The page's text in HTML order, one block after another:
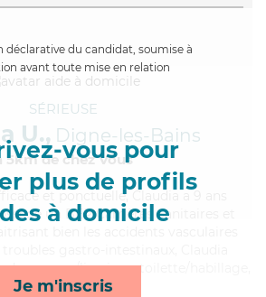
déclarative du candidat, soumise à
avant toute mise en relation
vous pour
plus de profils
à domicile
Je m'inscris
SÉRIEUSE
U., Digne-les-Bains
5km de chez Vous
et ponctuelle, Claudia a 9 ans
un BEP Carrières Sanitaires et
de courses/livraison, toilette/habillage,
rappels et activités*